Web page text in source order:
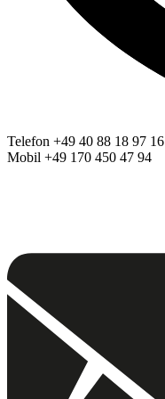
Telefon +49 40 88 18 97 16
Mobil +49 170 450 47 94